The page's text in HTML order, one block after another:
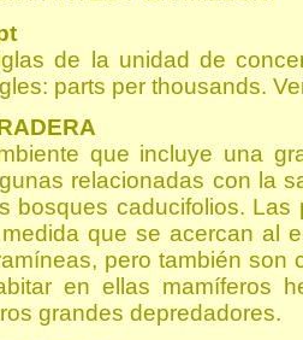
de la unidad de
parts per thousands.
que incluye una
relacionadas con la
bosques caducifolios.
que se acercan al
pero también son
en ellas mamíferos
grandes depredadores.